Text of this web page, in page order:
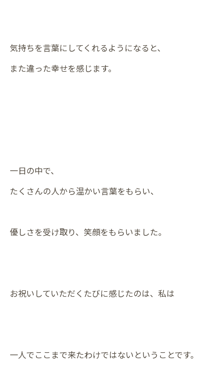
気持ちを言葉にしてくれるようになると、
また違った幸せを感じます。
一日の中で、
たくさんの人から温かい言葉をもらい、
優しさを受け取り、笑顔をもらいました。
お祝いしていただくたびに感じたのは、私は
一人でここまで来たわけではないということです。